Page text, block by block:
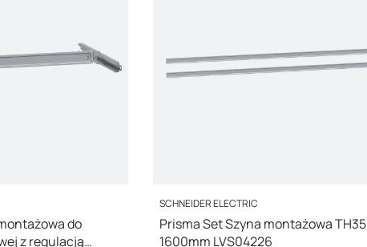
do
z regulacją
PRODUCENT
SCHNEIDER ELECTRIC
Prisma Set Szyna montażowa TH35
1600mm LVS04226